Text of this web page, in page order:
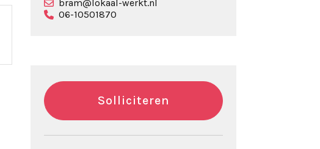
bram@lokaal-werkt.nl
06-10501870
Solliciteren